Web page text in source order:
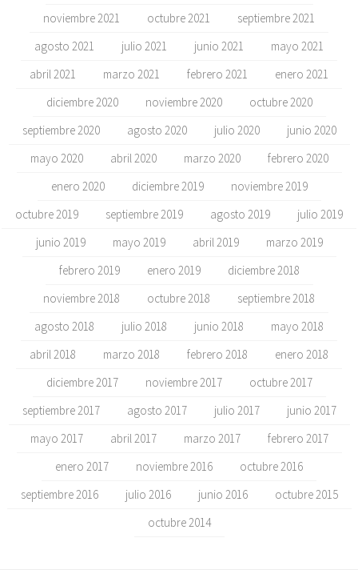
noviembre 2021
octubre 2021
septiembre 2021
agosto 2021
julio 2021 junio 2021
mayo 2021
abril 2021
marzo 2021 febrero 2021
enero 2021
diciembre 2020
noviembre 2020
octubre 2020
septiembre 2020
agosto 2020 julio 2020
junio 2020
mayo 2020
abril 2020 marzo 2020
febrero 2020
enero 2020
diciembre 2019
noviembre 2019
octubre 2019
septiembre 2019 agosto 2019
julio 2019
junio 2019
mayo 2019 abril 2019
marzo 2019
febrero 2019
enero 2019
diciembre 2018
noviembre 2018
octubre 2018
septiembre 2018
agosto 2018
julio 2018 junio 2018
mayo 2018
abril 2018
marzo 2018 febrero 2018
enero 2018
diciembre 2017
noviembre 2017
octubre 2017
septiembre 2017
agosto 2017 julio 2017
junio 2017
mayo 2017
abril 2017 marzo 2017
febrero 2017
enero 2017
noviembre 2016
octubre 2016
septiembre 2016
julio 2016 junio 2016
octubre 2015
octubre 2014